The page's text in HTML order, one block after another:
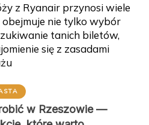
z Ryanair przynosi wiele
nie tylko wybór
tanich biletów,
się z zasadami
w Rzeszowie —